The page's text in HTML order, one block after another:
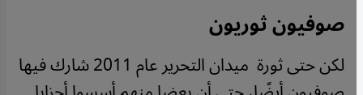
صوفيون ثوريون
لكن حتى ثورة ميدان التحرير عام 2011 شارك فيها